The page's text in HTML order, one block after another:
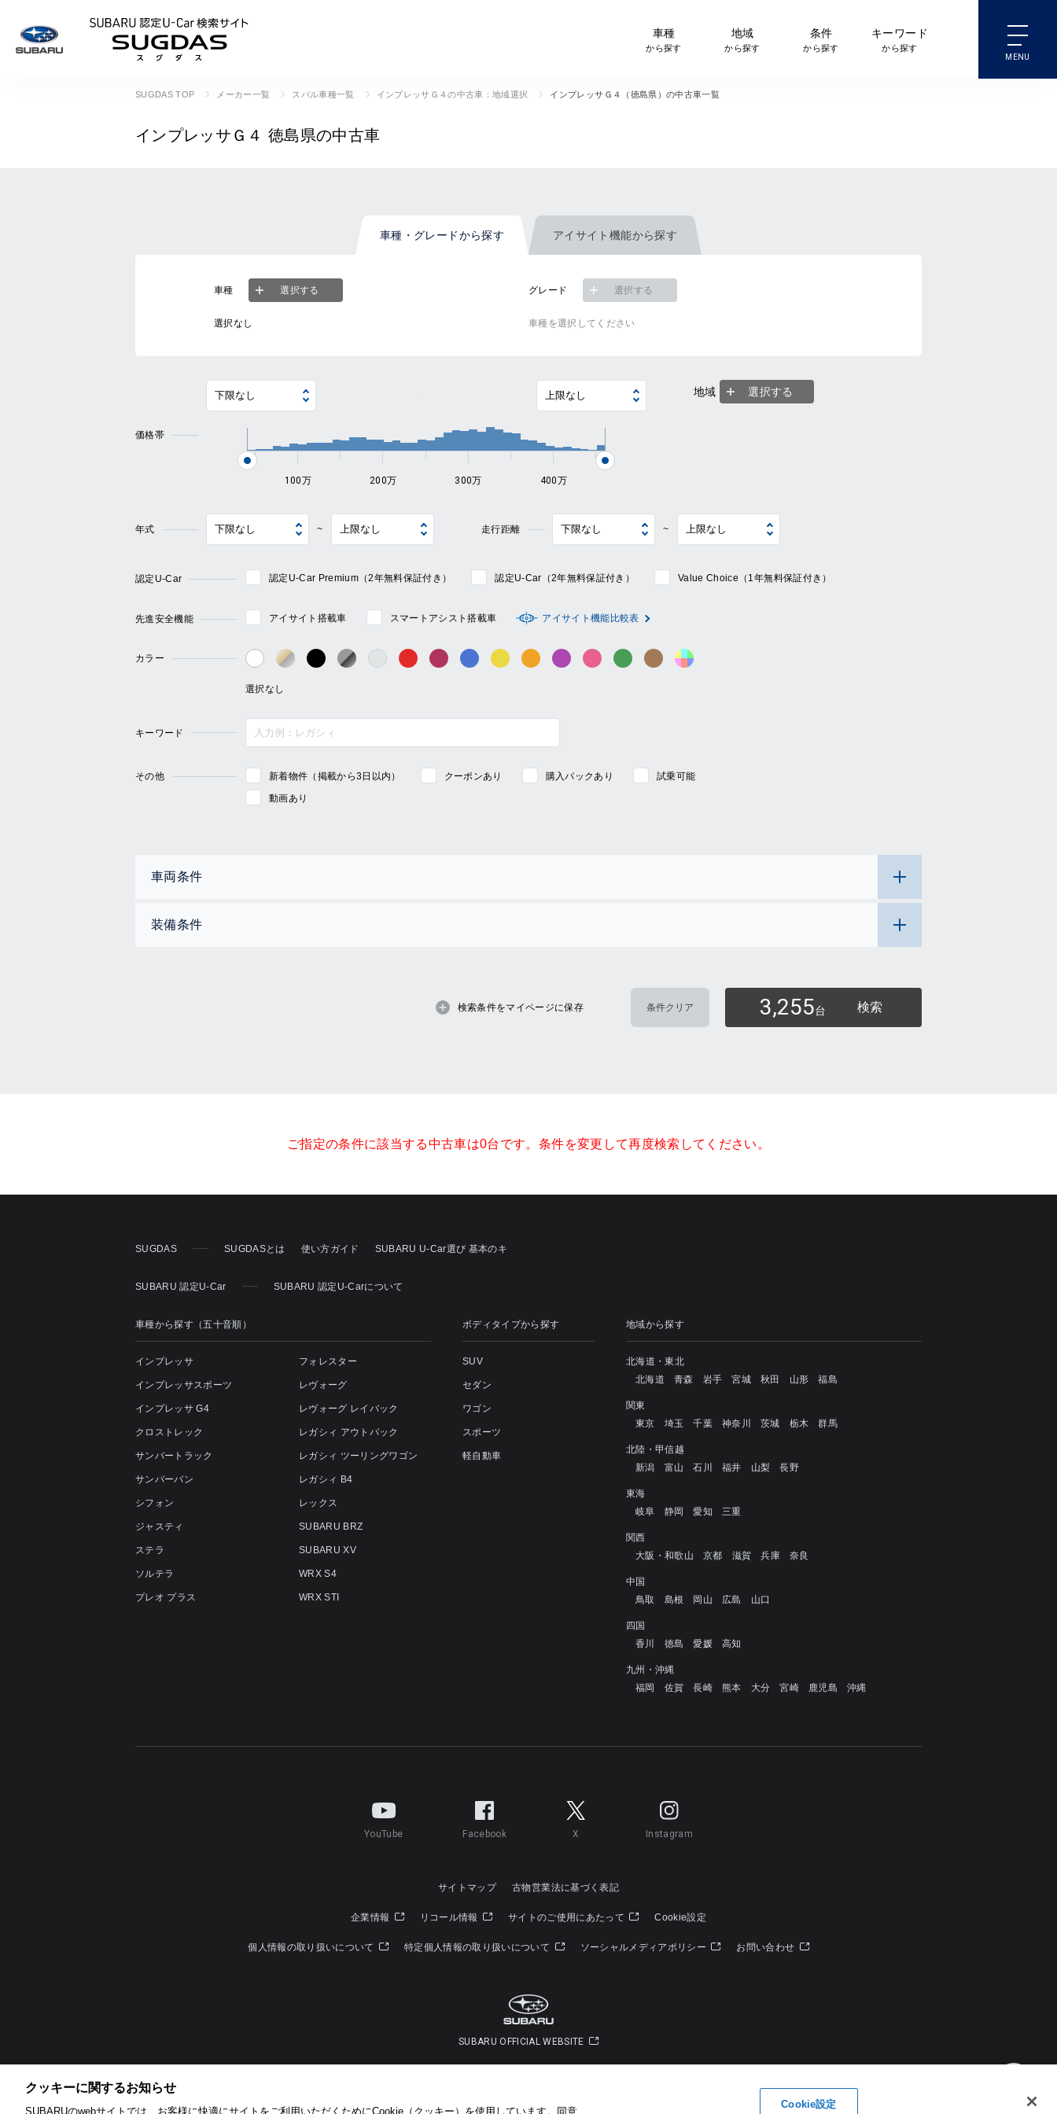
車種
から探す
地域
から探す
条件
から探す
キーワード
から探す
SUGDAS TOP メーカー一覧 スバル車種一覧 インプレッサＧ４の中古車：地域選択 インプレッサＧ４（徳島県）の中古車一覧
インプレッサＧ４徳島県の中古車
車種・グレードから探す アイサイト機能から探す
車種 選択する グレード 選択する
価格帯
100万 200万 300万 400万
地域 選択する
年式 ~ 走行距離 ~
認定U-Car 認定U-Car Premium（2年無料保証付き） 認定U-Car（2年無料保証付き） Value Choice（1年無料保証付き）
先進安全機能 アイサイト搭載車 スマートアシスト搭載車 アイサイト機能比較表
カラー ホワイト系ゴールド・シルバー系
ブラック系ガンメタ系グレー系 レッド系 ワイン系 ブルー系 イエロー系オレンジ系パープル系ピンク系 グリーン系ブラウン系
キーワード
その他 新着物件（掲載から3日以内） クーポンあり 購入パックあり
試乗可能
動画あり
車両条件
装備条件
検索条件をマイページに保存 3,255台 検索
ご指定の条件に該当する中古車は0台です。条件を変更して再度検索してください。
SUGDAS SUGDASとは 使い方ガイド SUBARU U-Car選び 基本のキ
SUBARU 認定U-Car SUBARU 認定U-Carについて
車種から探す（五十音順）
インプレッサ
インプレッサスポーツ
インプレッサ G4
クロストレック
サンバートラック
サンバーバン
シフォン
ジャスティ
ステラ
ソルテラ
プレオ プラス
フォレスター
レヴォーグ
レヴォーグ レイバック
レガシィ アウトバック
レガシィ ツーリングワゴン
レガシィ B4
レックス
SUBARU BRZ
SUBARU XV
WRX S4
WRX STI
ボディタイプから探す
SUV
セダン
ワゴン
スポーツ
軽自動車
地域から探す
北海道・東北
北海道
青森 岩手 宮城 秋田 山形 福島
関東
東京
埼玉 千葉 神奈川 茨城 栃木 群馬
北陸・甲信越
新潟
富山 石川 福井 山梨 長野
東海
岐阜
静岡 愛知 三重
関西
大阪・和歌山
京都 滋賀 兵庫 奈良
中国
鳥取
島根 岡山 広島 山口
四国
香川
徳島 愛媛 高知
九州・沖縄
福岡
佐賀 長崎 熊本 大分 宮崎 鹿児島 沖縄
YouTube Facebook X Instagram
サイトマップ 古物営業法に基づく表記
企業情報 リコール情報 サイトのご使用にあたって Cookie設定
個人情報の取り扱いについて 特定個人情報の取り扱いについて ソーシャルメディアポリシー お問い合わせ
SUBARU OFFICIAL WEBSITE
クッキーに関するお知らせ​
SUBARUのwebサイトでは、お客様に快適にサイトをご利用いただくためにCookie（クッキー）を使用しています。​ 同意
Cookie設定